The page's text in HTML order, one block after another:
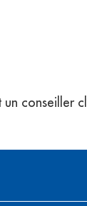
conseiller